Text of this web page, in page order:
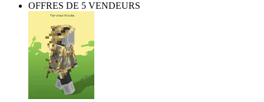
OFFRES DE 5 VENDEURS